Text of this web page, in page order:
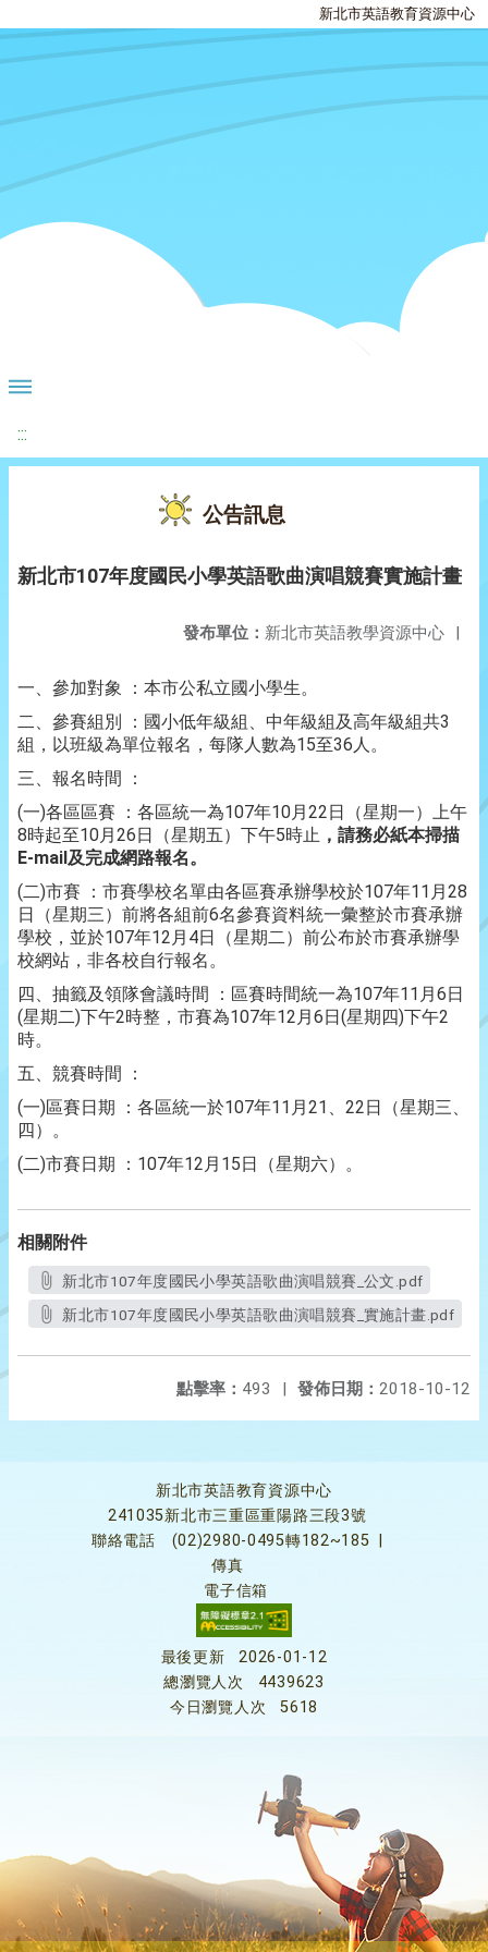
新北市英語教育資源中心
:::
公告訊息
新北市107年度國民小學英語歌曲演唱競賽實施計畫
發布單位： 新北市英語教學資源中心 |
一、參加對象 ：本市公私立國小學生。
二、參賽組別 ：國小低年級組、中年級組及高年級組共3
組，以班級為單位報名，每隊人數為15至36人。
三、報名時間 ：
(一)各區區賽 ：各區統一為107年10月22日（星期一）上午
8時起至10月26日（星期五）下午5時止 ，請務必紙本掃描
E-mail及完成網路報名。
(二)市賽 ：市賽學校名單由各區賽承辦學校於107年11月28
日（星期三）前將各組前6名參賽資料統一彙整於市賽承辦
學校，並於107年12月4日（星期二）前公布於市賽承辦學
校網站，非各校自行報名。
四、抽籤及領隊會議時間 ：區賽時間統一為107年11月6日
(星期二)下午2時整，市賽為107年12月6日(星期四)下午2
時。
五、競賽時間 ：
(一)區賽日期 ：各區統一於107年11月21、22日（星期三、
四）。
(二)市賽日期 ：107年12月15日（星期六）。
相關附件
新北市107年度國民小學英語歌曲演唱競賽_公文.pdf
新北市107年度國民小學英語歌曲演唱競賽_實施計畫.pdf
發佈日期： 2018-10-12
點擊率： 493 |
新北市英語教育資源中心
241035新北市三重區重陽路三段3號
聯絡電話
(02)2980-0495轉182~185
傳真
電子信箱
最後更新
2026-01-12
總瀏覽人次
4439623
今日瀏覽人次
5618